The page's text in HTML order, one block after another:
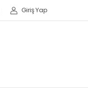
Giriş Yap